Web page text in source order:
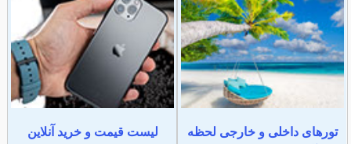
تورهای داخلی و خارجی لحظه
لیست قیمت و خرید آنلاین